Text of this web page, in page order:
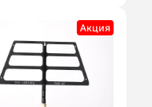
Акция